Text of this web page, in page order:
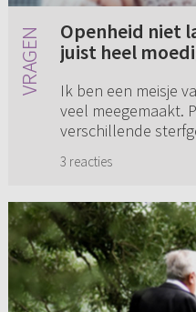
Openheid niet
juist heel
Ik ben een meisje
veel meegemaakt.
verschillende
niet zo goed, dus
3 reacties